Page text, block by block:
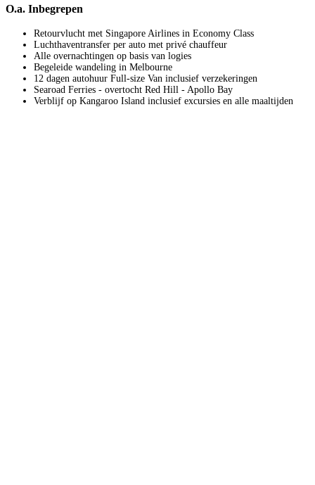
O.a. Inbegrepen
Retourvlucht met Singapore Airlines in Economy Class
Luchthaventransfer per auto met privé chauffeur
Alle overnachtingen op basis van logies
Begeleide wandeling in Melbourne
12 dagen autohuur Full-size Van inclusief verzekeringen
Searoad Ferries - overtocht Red Hill - Apollo Bay
Verblijf op Kangaroo Island inclusief excursies en alle maaltijden